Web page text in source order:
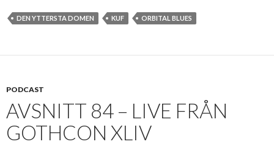
DEN YTTERSTA DOMEN KUF ORBITAL BLUES
PODCAST
AVSNITT 84 – LIVE FRÅN
GOTHCON XLIV